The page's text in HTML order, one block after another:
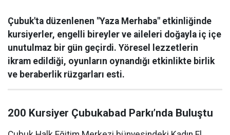
Çubuk'ta düzenlenen "Yaza Merhaba" etkinliğinde
kursiyerler, engelli bireyler ve aileleri doğayla iç içe
unutulmaz bir gün geçirdi. Yöresel lezzetlerin
ikram edildiği, oyunların oynandığı etkinlikte birlik
ve beraberlik rüzgarları esti.
200 Kursiyer Çubukabad Parkı’nda Buluştu